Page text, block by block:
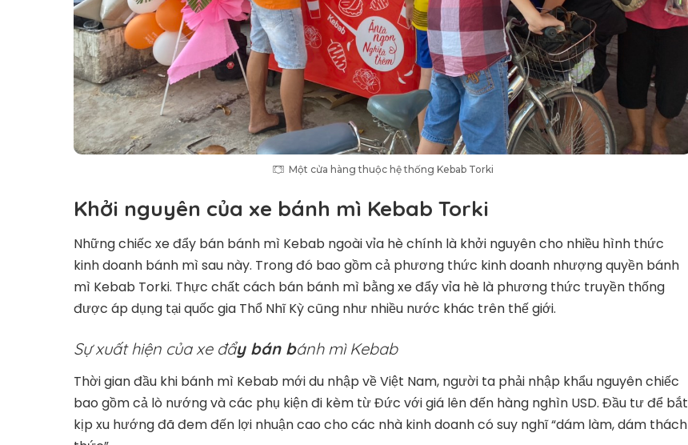
Một cửa hàng thuộc hệ thống Kebab Torki
Khởi nguyên của xe bánh mì Kebab Torki
Những chiếc xe đẩy bán bánh mì Kebab ngoài vỉa hè chính là khởi nguyên cho nhiều hình thức
kinh doanh bánh mì sau này. Trong đó bao gồm cả phương thức kinh doanh nhượng quyền bánh
mì Kebab Torki. Thực chất cách bán bánh mì bằng xe đẩy vỉa hè là phương thức truyền thống
được áp dụng tại quốc gia Thổ Nhĩ Kỳ cũng như nhiều nước khác trên thế giới.
Sự xuất hiện của xe đẩy bán bánh mì Kebab
Thời gian đầu khi bánh mì Kebab mới du nhập về Việt Nam, người ta phải nhập khẩu nguyên chiếc
bao gồm cả lò nướng và các phụ kiện đi kèm từ Đức với giá lên đến hàng nghìn USD. Đầu tư để bắt
kịp xu hướng đã đem đến lợi nhuận cao cho các nhà kinh doanh có suy nghĩ “dám làm, dám thách